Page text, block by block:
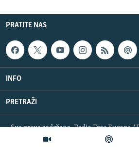
PRATITE NAS
INFO
PRETRAŽI
Sva prava zadržana. Radio Free Europe
RFE/RL, Inc.